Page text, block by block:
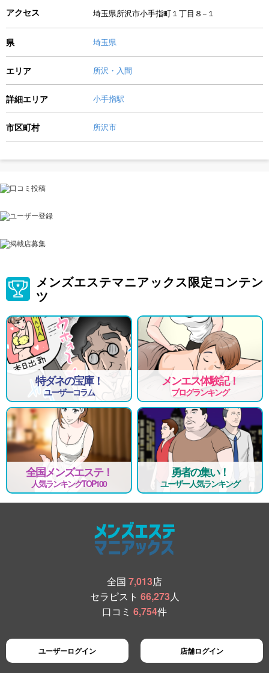
アクセス 埼玉県所沢市小手指町１丁目８−１
県 埼玉県
エリア 所沢・入間
詳細エリア 小手指駅
市区町村 所沢市
メンズエステマニアックス限定コンテン
ツ
特ダネの宝庫！
ユーザーコラム
メンエス体験記！
ブログランキング
全国メンズエステ！
人気ランキングTOP100
勇者の集い！
ユーザー人気ランキング
全国 7,013店
セラピスト 66,273人
口コミ 6,754件
ユーザーログイン 店舗ログイン